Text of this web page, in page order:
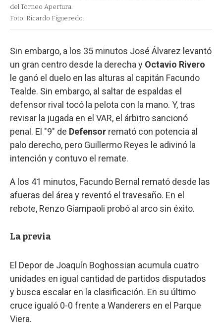
del Torneo Apertura.
Foto: Ricardo Figueredo.
Sin embargo, a los 35 minutos José Álvarez levantó
un gran centro desde la derecha y Octavio Rivero
le ganó el duelo en las alturas al capitán Facundo
Tealde. Sin embargo, al saltar de espaldas el
defensor rival tocó la pelota con la mano. Y, tras
revisar la jugada en el VAR, el árbitro sancionó
penal. El "9" de Defensor remató con potencia al
palo derecho, pero Guillermo Reyes le adivinó la
intención y contuvo el remate.
A los 41 minutos, Facundo Bernal remató desde las
afueras del área y reventó el travesaño. En el
rebote, Renzo Giampaoli probó al arco sin éxito.
La previa
El Depor de Joaquín Boghossian acumula cuatro
unidades en igual cantidad de partidos disputados
y busca escalar en la clasificación. En su último
cruce igualó 0-0 frente a Wanderers en el Parque
Viera.